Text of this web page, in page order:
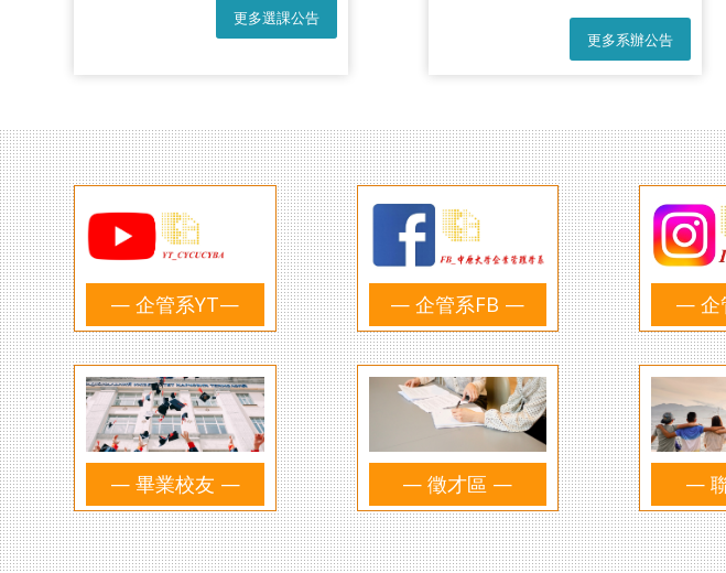
更多選課公告
更多系辦公告
— 企管系YT— — 企管系FB — — 企
— 畢業校友 — — 徵才區 — —